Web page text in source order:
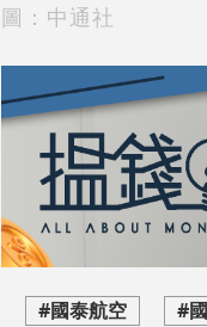
圖：中通社
#國泰航空 #